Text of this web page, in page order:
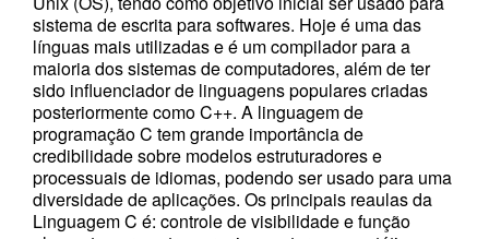
sistema de escrita para softwares. Hoje é uma das
línguas mais utilizadas e é um compilador para a
maioria dos sistemas de computadores, além de ter
sido influenciador de linguagens populares criadas
posteriormente como C++. A linguagem de
programação C tem grande importância de
credibilidade sobre modelos estruturadores e
processuais de idiomas, podendo ser usado para uma
diversidade de aplicações. Os principais reaulas da
Linguagem C é: controle de visibilidade e função